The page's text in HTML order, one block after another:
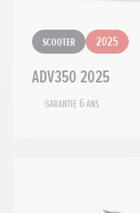
Scooter 2025
ADV350 2025
Garantie 6 ans